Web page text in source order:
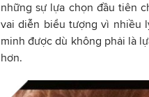
những sự lựa chọn đầu tiên
vai diễn biểu tượng vì nhiều
minh được dù không phải là
hơn.